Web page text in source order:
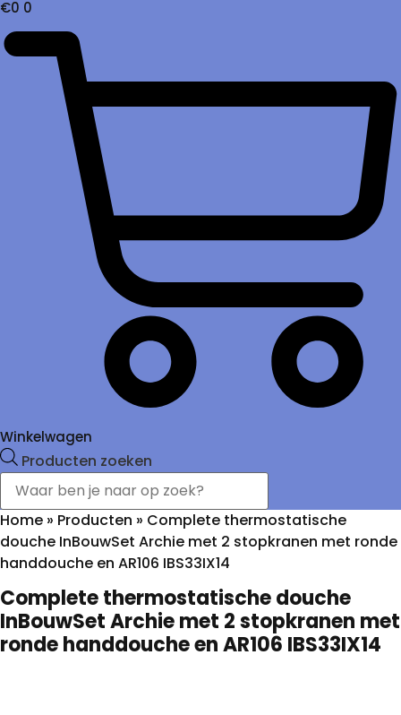
€0 0
Winkelwagen
Producten zoeken
Home » Producten » Complete thermostatische
douche InBouwSet Archie met 2 stopkranen met ronde
handdouche en AR106 IBS33IX14
Complete thermostatische douche
InBouwSet Archie met 2 stopkranen met
ronde handdouche en AR106 IBS33IX14